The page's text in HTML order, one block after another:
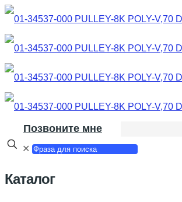
Позвоните мне
✕
Каталог